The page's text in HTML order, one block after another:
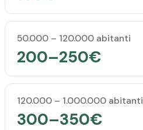
50.000 – 120.000 abitanti
200–250€
120.000 – 1.000.000 abitanti
300–350€